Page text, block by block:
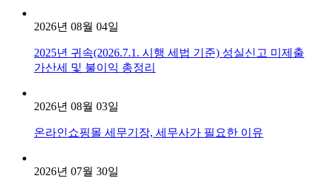
2026년 08월 04일
2025년 귀속(2026.7.1. 시행 세법 기준) 성실신고 미제출
가산세 및 불이익 총정리
2026년 08월 03일
온라인쇼핑몰 세무기장, 세무사가 필요한 이유
2026년 07월 30일